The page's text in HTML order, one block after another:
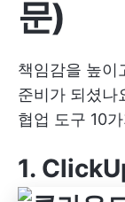
문)
책임감을 높이
준비가 되셨나
협업 도구 10
1.